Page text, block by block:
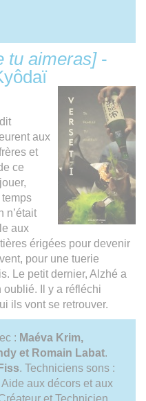
tu aimeras]-
aux
et
ce
n’était
aux
érigées pour devenir
pour une tuerie
Le petit dernier, Alzhé a
oublié. Il y a réfléchi
ils vont se retrouver.
: Maéva Krim,
et Romain Labat.
. Techniciens sons :
Aide aux décors et aux
Créateur et Technicien